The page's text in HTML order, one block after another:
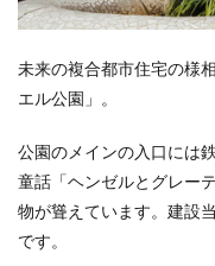
未来の複合都市住宅の様
エル公園」。
公園のメインの入口には
童話「ヘンゼルとグレー
物が聳えています。建設
です。